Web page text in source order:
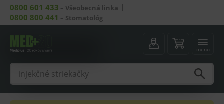
0800 601 433 – Všeobecná linka
0800 800 441 – Stomatológ
menu